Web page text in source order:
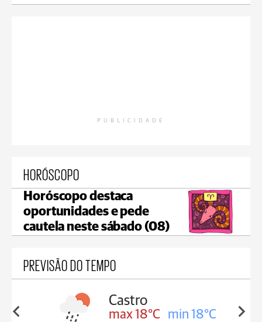
PUBLICIDADE
HORÓSCOPO
Horóscopo destaca
oportunidades e pede
cautela neste sábado (08)
PREVISÃO DO TEMPO
17°C
Castro
max 18°C min 18°C